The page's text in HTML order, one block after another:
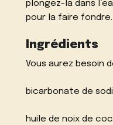
plongez-la dans
pour la faire fondre.
Ingrédients
Vous aurez besoin
bicarbonate de
huile de noix de